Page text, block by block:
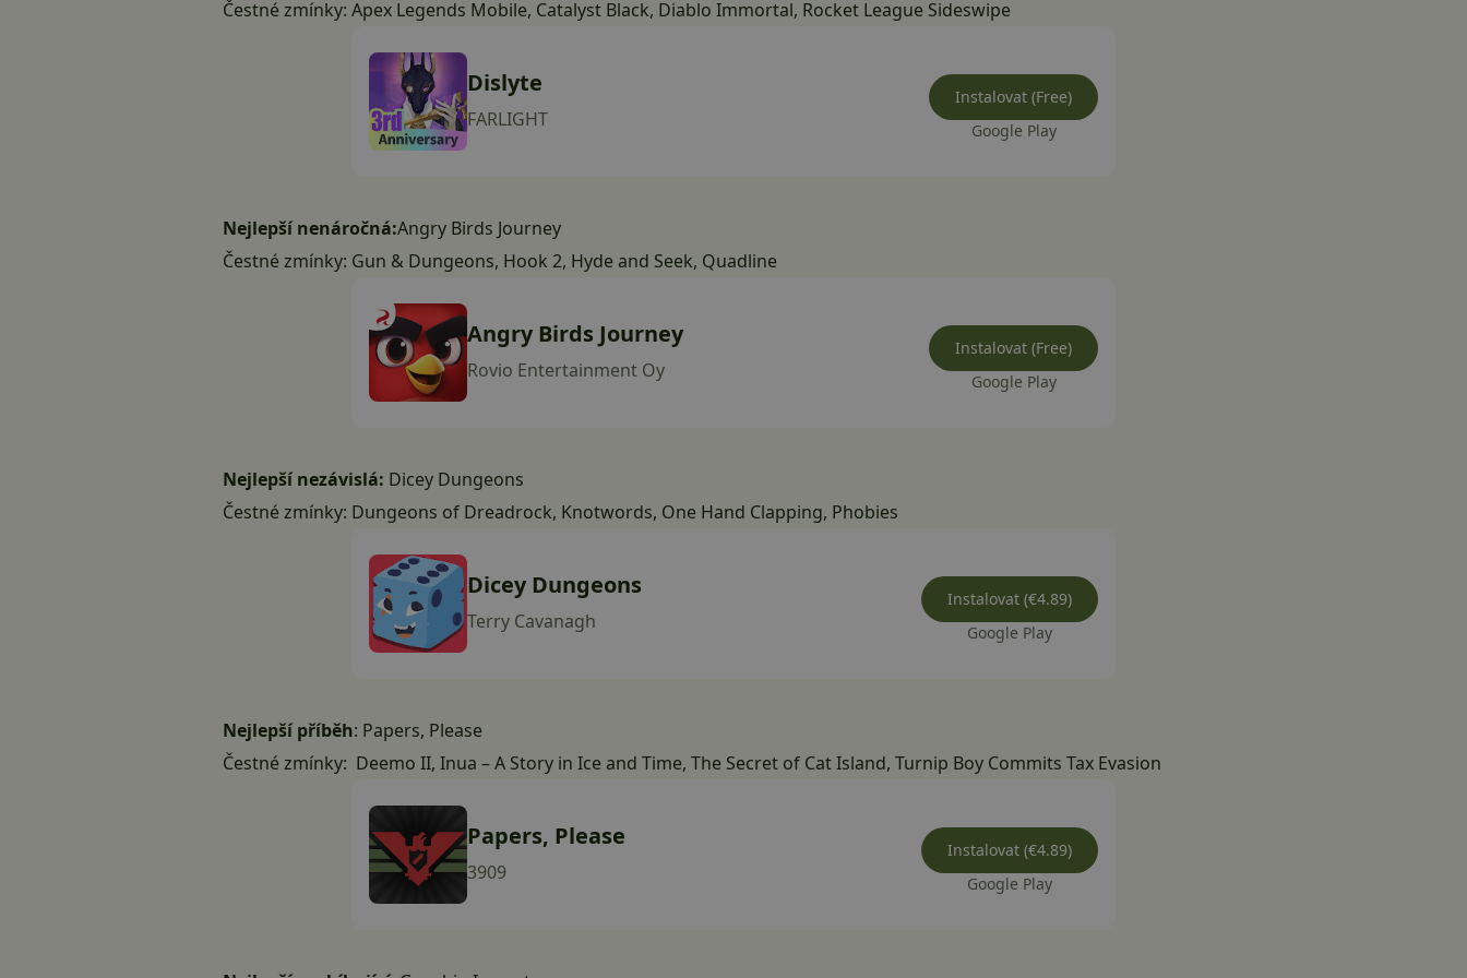
Čestné zmínky: Apex Legends Mobile, Catalyst Black, Diablo Immortal, Rocket League Sideswipe
Dislyte
FARLIGHT
Instalovat (Free)
Google Play
Nejlepší nenáročná:Angry Birds Journey
Čestné zmínky: Gun & Dungeons, Hook 2, Hyde and Seek, Quadline
Angry Birds Journey
Rovio Entertainment Oy
Instalovat (Free)
Google Play
Nejlepší nezávislá: Dicey Dungeons
Čestné zmínky: Dungeons of Dreadrock, Knotwords, One Hand Clapping, Phobies
Dicey Dungeons
Terry Cavanagh
Instalovat (€4.89)
Google Play
Nejlepší příběh: Papers, Please
Čestné zmínky: Deemo II, Inua – A Story in Ice and Time, The Secret of Cat Island, Turnip Boy Commits Tax Evasion
Papers, Please
3909
Instalovat (€4.89)
Google Play